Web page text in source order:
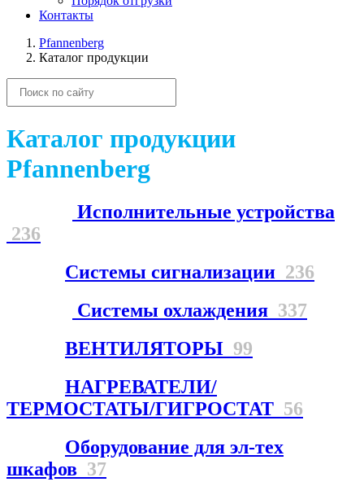
Контакты
Pfannenberg
Каталог продукции
Каталог продукции
Pfannenberg
Исполнительные устройства
236
Системы сигнализации 236
Системы охлаждения 337
ВЕНТИЛЯТОРЫ 99
НАГРЕВАТЕЛИ/
ТЕРМОСТАТЫ/ГИГРОСТАТ 56
Оборудование для эл-тех
шкафов 37